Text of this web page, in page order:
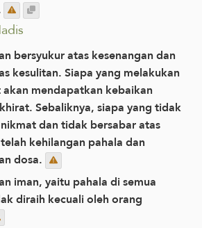
bersyukur atas kesenangan dan
kesulitan. Siapa yang melakukan
mendapatkan kebaikan
Sebaliknya, siapa yang tidak
dan tidak bersabar atas
kehilangan pahala dan
dosa.
iman, yaitu pahala di semua
diraih kecuali oleh orang